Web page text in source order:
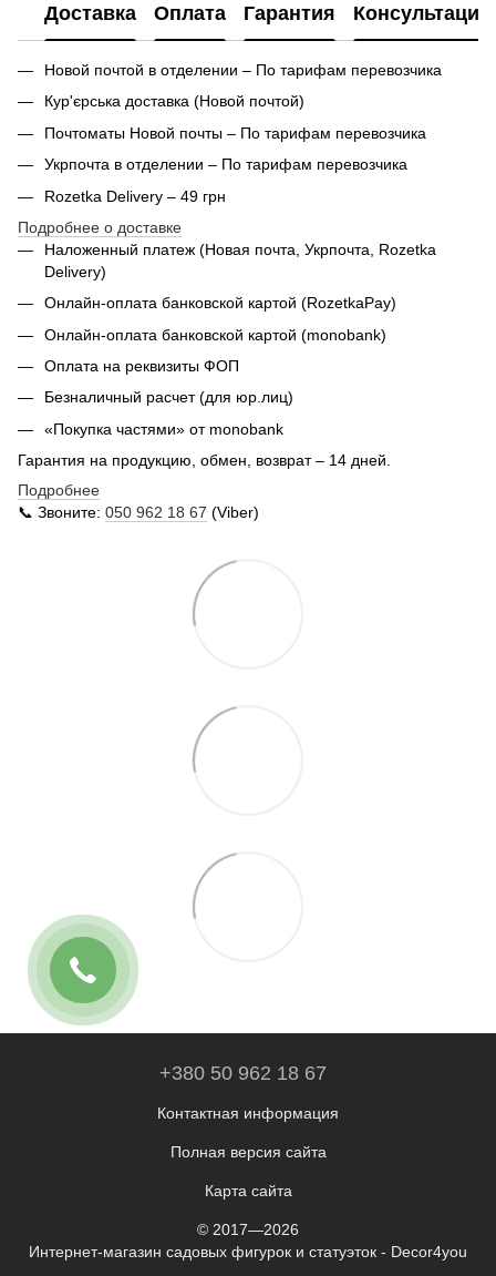
Доставка Оплата Гарантия Консультация
Новой почтой в отделении – По тарифам перевозчика
Кур'єрська доставка (Новой почтой)
Почтоматы Новой почты – По тарифам перевозчика
Укрпочта в отделении – По тарифам перевозчика
Rozetka Delivery – 49 грн
Подробнее о доставке
Наложенный платеж (Новая почта, Укрпочта, Rozetka
Delivery)
Онлайн-оплата банковской картой (RozetkaPay)
Онлайн-оплата банковской картой (monobank)
Оплата на реквизиты ФОП
Безналичный расчет (для юр.лиц)
«Покупка частями» от monobank
Гарантия на продукцию, обмен, возврат – 14 дней.
Подробнее
📞 Звоните: 050 962 18 67 (Viber)
+380 50 962 18 67
Контактная информация
Полная версия сайта
Карта сайта
© 2017—2026
Интернет-магазин садовых фигурок и статуэток - Decor4you